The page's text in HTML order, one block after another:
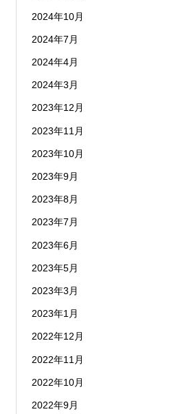
2024年10月
2024年7月
2024年4月
2024年3月
2023年12月
2023年11月
2023年10月
2023年9月
2023年8月
2023年7月
2023年6月
2023年5月
2023年3月
2023年1月
2022年12月
2022年11月
2022年10月
2022年9月